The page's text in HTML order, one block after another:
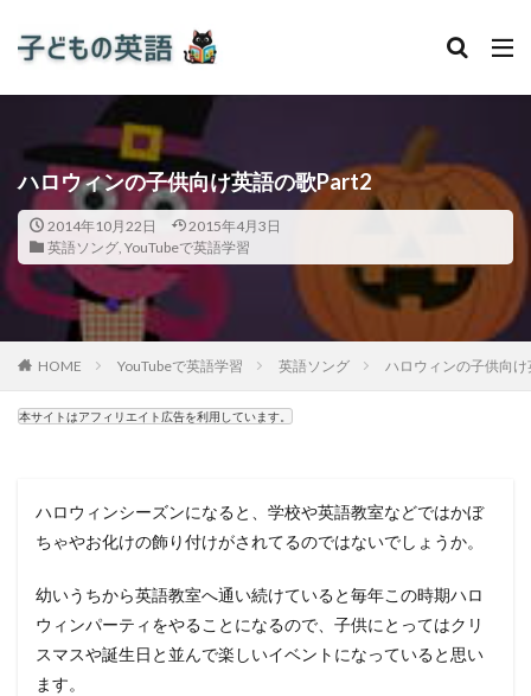
ハロウィンの子供向け英語の歌Part2
2014年10月22日
2015年4月3日
英語ソング, YouTubeで英語学習
HOME YouTubeで英語学習 英語ソング ハロウィンの子供向
本サイトはアフィリエイト広告を利用しています。
ハロウィンシーズンになると、学校や英語教室などではかぼ
ちゃやお化けの飾り付けがされてるのではないでしょうか。
幼いうちから英語教室へ通い続けていると毎年この時期ハロ
ウィンパーティをやることになるので、子供にとってはクリ
スマスや誕生日と並んで楽しいイベントになっていると思い
ます。